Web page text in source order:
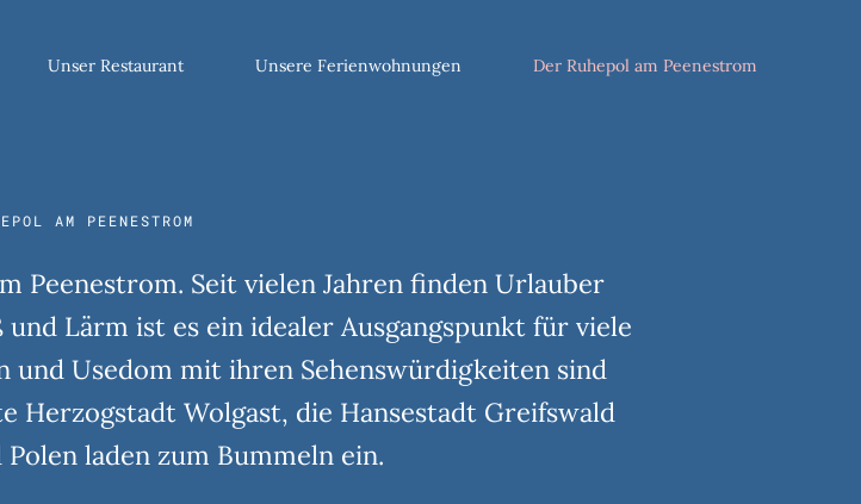
Unser Restaurant Unsere Ferienwohnungen Der Ruhepol am Peenestrom
AM PEENESTROM
Peenestrom. Seit vielen Jahren finden Urlauber
Lärm ist es ein idealer Ausgangspunkt für viele
und Usedom mit ihren Sehenswürdigkeiten sind
Herzogstadt Wolgast, die Hansestadt Greifswald
laden zum Bummeln ein.